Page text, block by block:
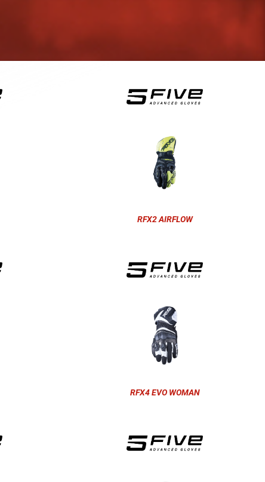
RFX2 AIRFLOW
RFX4 EVO WOMAN